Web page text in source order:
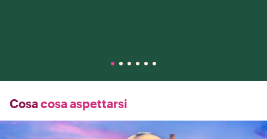
Cosa cosa aspettarsi